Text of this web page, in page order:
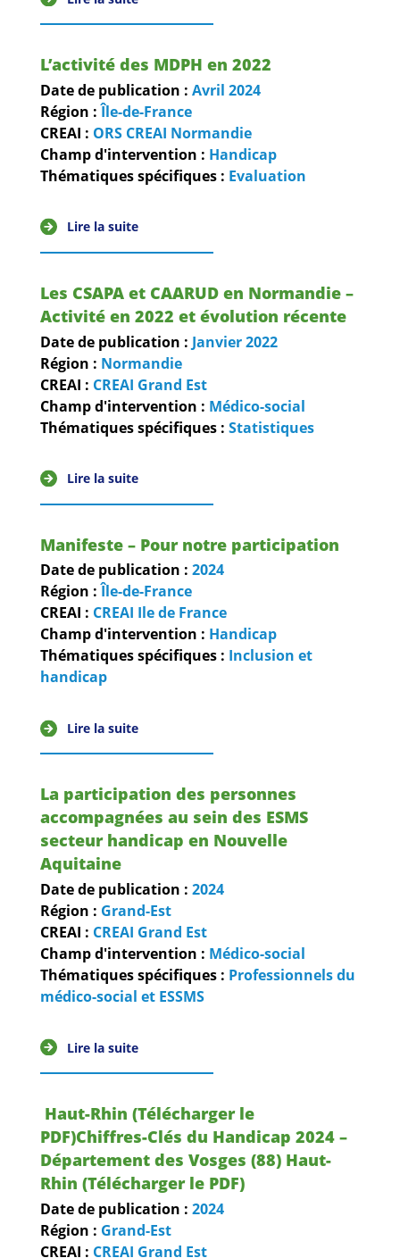
L’activité des MDPH en 2022
Date de publication : Avril 2024
Région :Île-de-France
CREAI : ORS CREAI Normandie
Champ d'intervention : Handicap
Thématiques spécifiques : Evaluation
Lire la suite
Les CSAPA et CAARUD en Normandie –
Activité en 2022 et évolution récente
Date de publication : Janvier2022
Région : Normandie
CREAI : CREAI Grand Est
Champ d'intervention : Médico-social
Thématiques spécifiques : Statistiques
Lire la suite
Manifeste – Pour notre participation
Date de publication : 2024
Région :Île-de-France
CREAI : CREAI Ile de France
Champ d'intervention : Handicap
Thématiques spécifiques : Inclusion et
handicap
Lire la suite
La participation des personnes
accompagnées au sein des ESMS
secteur handicap en Nouvelle
Aquitaine
Date de publication : 2024
Région : Grand-Est
CREAI : CREAI Grand Est
Champ d'intervention : Médico-social
Thématiques spécifiques : Professionnels du
médico-social et ESSMS
Lire la suite
Haut-Rhin (Télécharger le
PDF)Chiffres-Clés du Handicap 2024 –
Département des Vosges (88) Haut-
Rhin (Télécharger le PDF)
Date de publication : 2024
Région : Grand-Est
CREAI : CREAI Grand Est